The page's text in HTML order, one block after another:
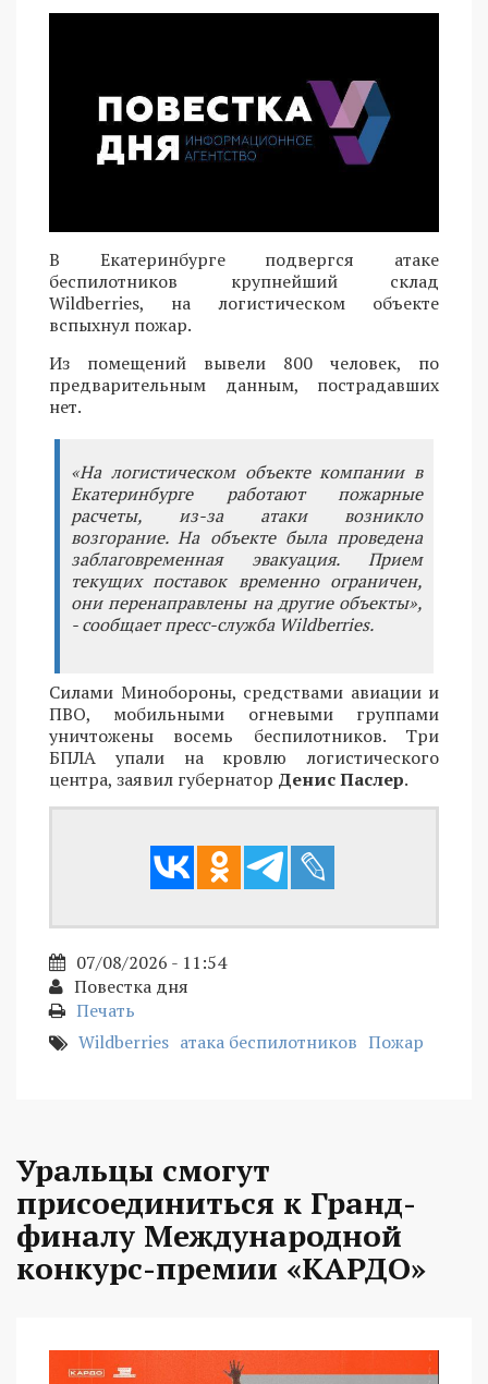
В Екатеринбурге подвергся атаке
беспилотников крупнейший склад
Wildberries, на логистическом объекте
вспыхнул пожар.
Из помещений вывели 800 человек, по
предварительным данным, пострадавших
нет.
«На логистическом объекте компании в
Екатеринбурге работают пожарные
расчеты, из-за атаки возникло
возгорание. На объекте была проведена
заблаговременная эвакуация. Прием
текущих поставок временно ограничен,
они перенаправлены на другие объекты»,
- сообщает пресс-служба Wildberries.
Силами Минобороны, средствами авиации и
ПВО, мобильными огневыми группами
уничтожены восемь беспилотников. Три
БПЛА упали на кровлю логистического
центра, заявил губернатор Денис Паслер.
07/08/2026 - 11:54
Повестка дня
Печать
Wildberries атака беспилотников Пожар
Уральцы смогут
присоединиться к Гранд-
финалу Международной
конкурс-премии «КАРДО»